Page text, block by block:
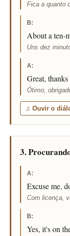
Fica a quanto
B:
About a ten-
Uns dez
A:
Great,
Ótimo,
♫ Ouvir o
3.
A:
Excuse me,
Com licença,
B:
Yes, it's on